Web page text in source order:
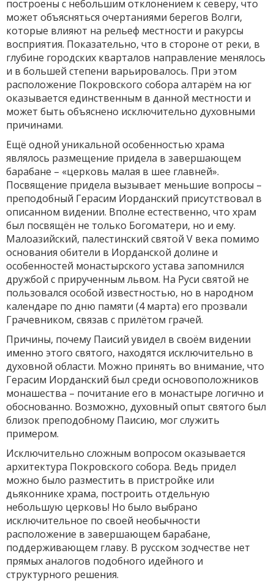
построены с небольшим отклонением к северу, что
может объясняться очертаниями берегов Волги,
которые влияют на рельеф местности и ракурсы
восприятия. Показательно, что в стороне от реки, в
глубине городских кварталов направление менялось
и в большей степени варьировалось. При этом
расположение Покровского собора алтарём на юг
оказывается единственным в данной местности и
может быть объяснено исключительно духовными
причинами.
Ещё одной уникальной особенностью храма
являлось размещение придела в завершающем
барабане – «церковь малая в шее главней».
Посвящение придела вызывает меньшие вопросы –
преподобный Герасим Иорданский присутствовал в
описанном видении. Вполне естественно, что храм
был посвящён не только Богоматери, но и ему.
Малоазийский, палестинский святой V века помимо
основания обители в Иорданской долине и
особенностей монастырского устава запомнился
дружбой с прирученным львом. На Руси святой не
пользовался особой известностью, но в народном
календаре по дню памяти (4 марта) его прозвали
Грачевником, связав с прилётом грачей.
Причины, почему Паисий увидел в своём видении
именно этого святого, находятся исключительно в
духовной области. Можно принять во внимание, что
Герасим Иорданский был среди основоположников
монашества – почитание его в монастыре логично и
обоснованно. Возможно, духовный опыт святого был
близок преподобному Паисию, мог служить
примером.
Исключительно сложным вопросом оказывается
архитектура Покровского собора. Ведь придел
можно было разместить в пристройке или
дьяконнике храма, построить отдельную
небольшую церковь! Но было выбрано
исключительное по своей необычности
расположение в завершающем барабане,
поддерживающем главу. В русском зодчестве нет
прямых аналогов подобного идейного и
структурного решения.